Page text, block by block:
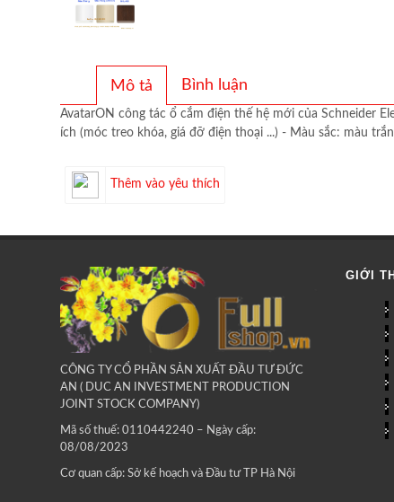
Mô tả Bình luận
AvatarON công tác ổ cắm điện thế hệ mới của Schneider
ích (móc treo khóa, giá đỡ điện thoại ...) - Màu sắc: màu
Thêm vào yêu thích
CÔNG TY CỔ PHẦN SẢN XUẤT ĐẦU TƯ ĐỨC
AN ( DUC AN INVESTMENT PRODUCTION
JOINT STOCK COMPANY)
Mã số thuế: 0110442240 – Ngày cấp:
08/08/2023
Cơ quan cấp: Sở kế hoạch và Đầu tư TP Hà Nội
GIỚI